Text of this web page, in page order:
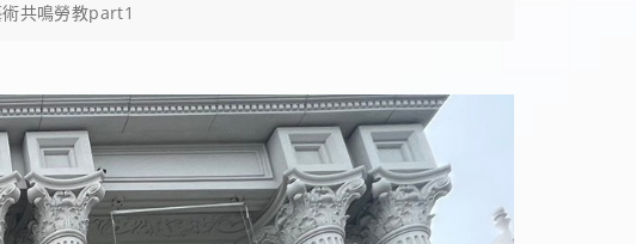
共鳴勞教part1